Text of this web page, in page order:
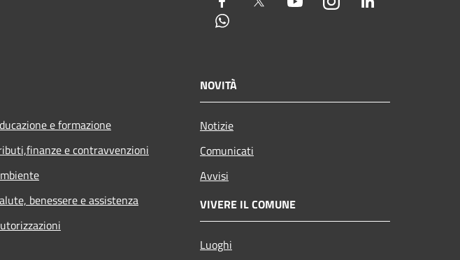
e formazione
e contravvenzioni
benessere e assistenza
NOVITÀ
Notizie
Comunicati
Avvisi
VIVERE IL COMUNE
Luoghi